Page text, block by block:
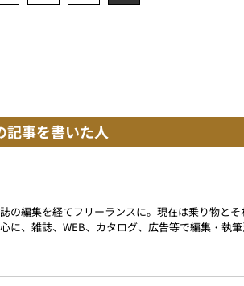
記事を書いた人
の編集を経てフリーランスに。現在は乗り物と
に、雑誌、WEB、カタログ、広告等で編集・執筆